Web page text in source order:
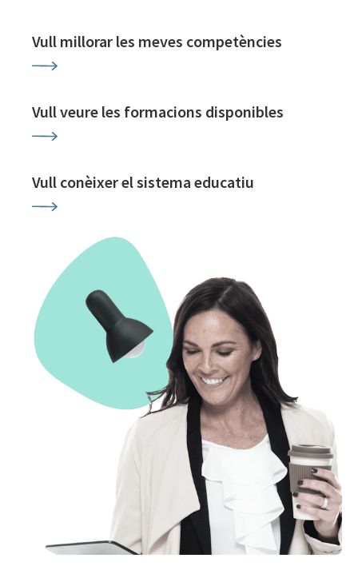
Vull millorar les meves competències
Vull veure les formacions disponibles
Vull conèixer el sistema educatiu